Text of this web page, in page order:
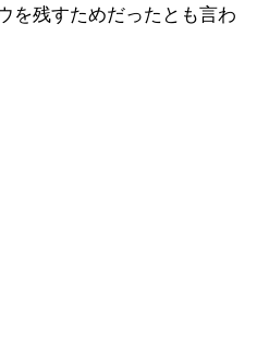
を残すためだったとも言わ